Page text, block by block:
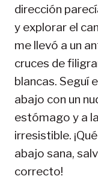
dirección
y explorar el
me llevó a un
cruces de
blancas. Seguí
abajo con un
estómago y a
irresistible.
abajo sana,
correcto!